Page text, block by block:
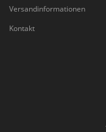
Versandinformationen
Kontakt